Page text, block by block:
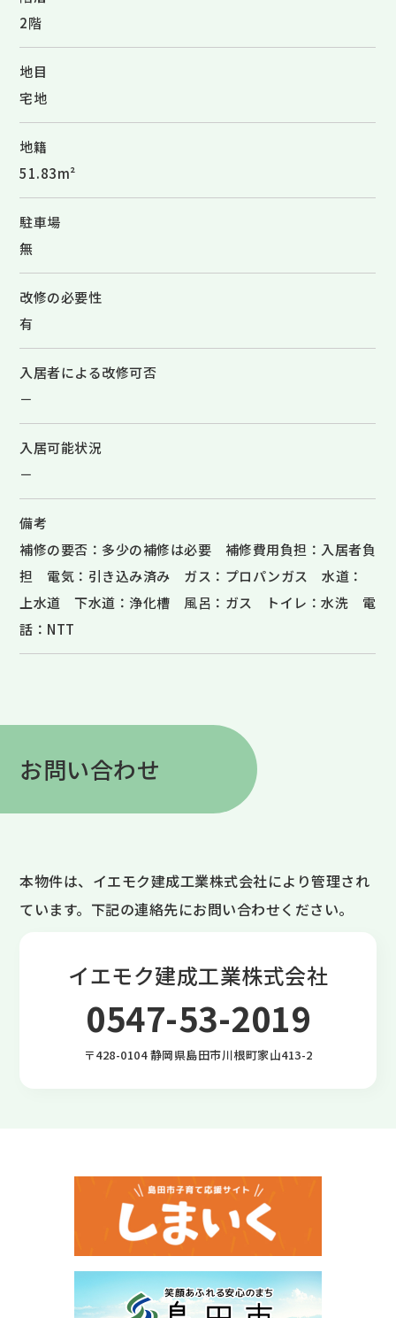
2階
地目
宅地
地籍
51.83m²
駐車場
無
改修の必要性
有
入居者による改修可否
－
入居可能状況
－
備考
補修の要否：多少の補修は必要 補修費用負担：入居者負
担 電気：引き込み済み ガス：プロパンガス 水道：
上水道 下水道：浄化槽 風呂：ガス トイレ：水洗 電
話：NTT
お問い合わせ
本物件は、イエモク建成工業株式会社により管理され
ています。下記の連絡先にお問い合わせください。
イエモク建成工業株式会社
0547-53-2019
〒428-0104 静岡県島田市川根町家山413-2